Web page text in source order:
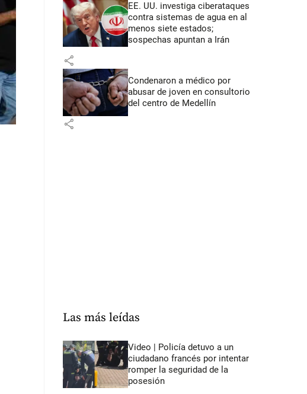
EE. UU. investiga ciberataques
contra sistemas de agua en al
menos siete estados;
sospechas apuntan a Irán
share
Condenaron a médico por
abusar de joven en consultorio
del centro de Medellín
share
Las más leídas
Video | Policía detuvo a un
ciudadano francés por intentar
romper la seguridad de la
posesión